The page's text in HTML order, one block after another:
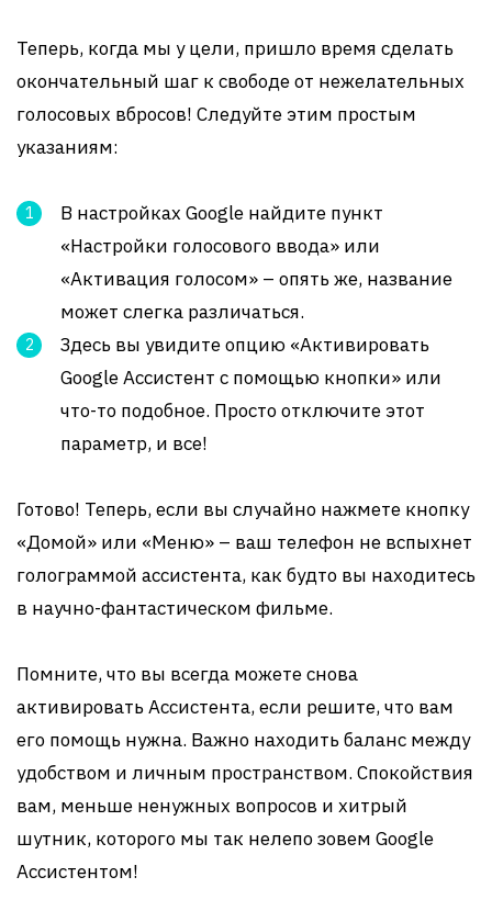
Теперь, когда мы у цели, пришло время сделать
окончательный шаг к свободе от нежелательных
голосовых вбросов! Следуйте этим простым
указаниям:
В настройках Google найдите пункт
«Настройки голосового ввода» или
«Активация голосом» – опять же, название
может слегка различаться.
Здесь вы увидите опцию «Активировать
Google Ассистент с помощью кнопки» или
что-то подобное. Просто отключите этот
параметр, и все!
Готово! Теперь, если вы случайно нажмете кнопку
«Домой» или «Меню» – ваш телефон не вспыхнет
голограммой ассистента, как будто вы находитесь
в научно-фантастическом фильме.
Помните, что вы всегда можете снова
активировать Ассистента, если решите, что вам
его помощь нужна. Важно находить баланс между
удобством и личным пространством. Спокойствия
вам, меньше ненужных вопросов и хитрый
шутник, которого мы так нелепо зовем Google
Ассистентом!